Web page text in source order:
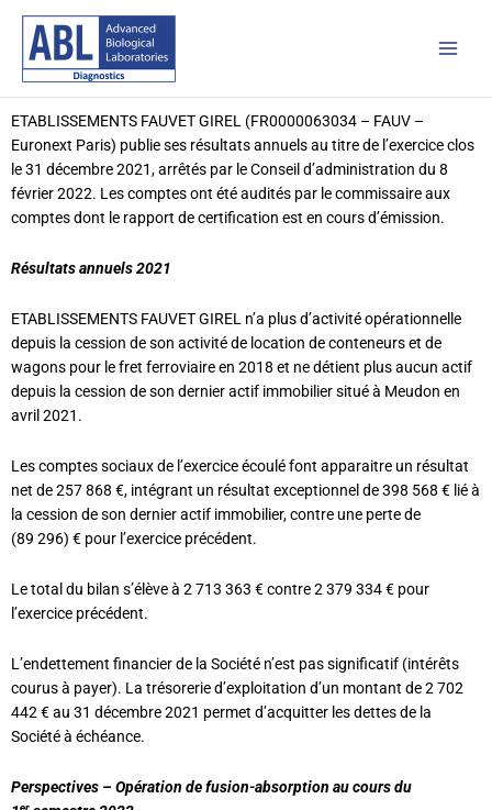
content
Menu
ETABLISSEMENTS FAUVET GIREL (FR0000063034 – FAUV –
Euronext Paris) publie ses résultats annuels au titre de l’exercice clos
le 31 décembre 2021, arrêtés par le Conseil d’administration du 8
février 2022. Les comptes ont été audités par le commissaire aux
comptes dont le rapport de certification est en cours d’émission.
Résultats annuels 2021
ETABLISSEMENTS FAUVET GIREL n’a plus d’activité opérationnelle
depuis la cession de son activité de location de conteneurs et de
wagons pour le fret ferroviaire en 2018 et ne détient plus aucun actif
depuis la cession de son dernier actif immobilier situé à Meudon en
avril 2021.
Les comptes sociaux de l’exercice écoulé font apparaitre un résultat
net de 257 868 €, intégrant un résultat exceptionnel de 398 568 € lié à
la cession de son dernier actif immobilier, contre une perte de
(89 296) € pour l’exercice précédent.
Le total du bilan s’élève à 2 713 363 € contre 2 379 334 € pour
l’exercice précédent.
L’endettement financier de la Société n’est pas significatif (intérêts
courus à payer). La trésorerie d’exploitation d’un montant de 2 702
442 € au 31 décembre 2021 permet d’acquitter les dettes de la
Société à échéance.
Perspectives – Opération de fusion-absorption au cours du
er